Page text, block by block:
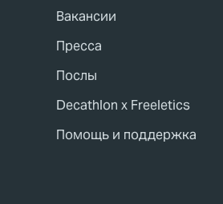
Вакансии
Пресса
Послы
Decathlon x Freeletics
Помощь и поддержка